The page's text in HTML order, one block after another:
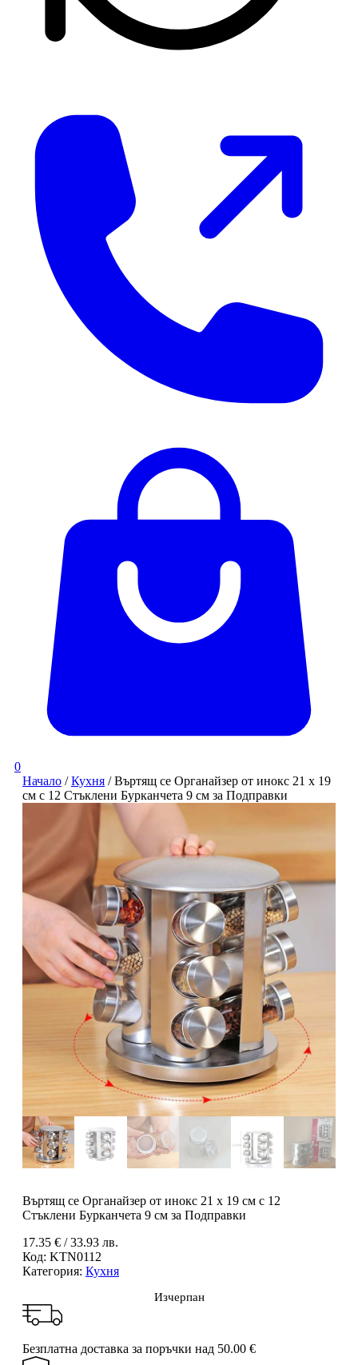
0
Начало /Кухня / Въртящ се Органайзер от инокс 21 x 19
см с 12 Стъклени Бурканчета 9 см за Подправки
Въртящ се Органайзер от инокс 21 x 19 см с 12
Стъклени Бурканчета 9 см за Подправки
17.35 € / 33.93 лв.
Код: KTN0112
Категория: Кухня
Изчерпан
Безплатна доставка за поръчки над 50.00 €